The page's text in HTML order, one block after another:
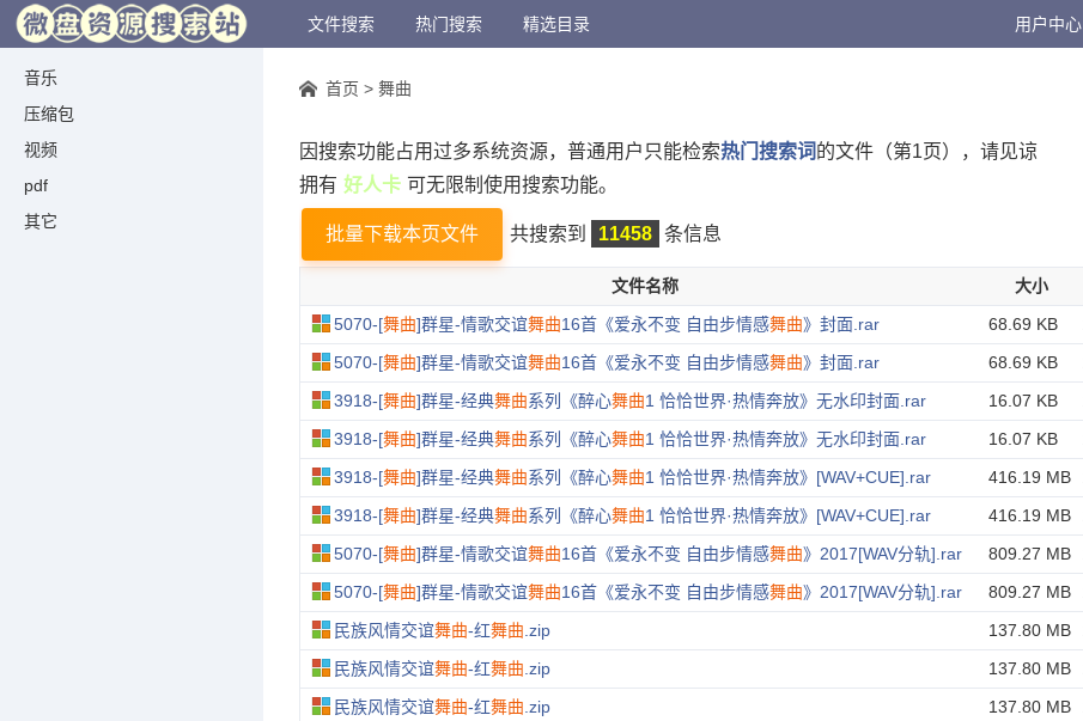
音乐
压缩包
视频
pdf
其它
文件搜索 热门搜索 精选目录 用户中心
首页 > 舞曲
因搜索功能占用过多系统资源，普通用户只能检索热门搜索词 的文件（第1页），请见谅
拥有 好人卡 可无限制使用搜索功能。
批量下载本页文件 共搜索到 11458 条信息
文件名称 大小
5070-[舞曲]群星-情歌交谊舞曲16首《爱永不变 自由步情感舞曲》封面.rar 68.69 KB
5070-[舞曲]群星-情歌交谊舞曲16首《爱永不变 自由步情感舞曲》封面.rar 68.69 KB
3918-[舞曲]群星-经典舞曲系列《醉心舞曲1 恰恰世界·热情奔放》无水印封面.rar 16.07 KB
3918-[舞曲]群星-经典舞曲系列《醉心舞曲1 恰恰世界·热情奔放》无水印封面.rar 16.07 KB
3918-[舞曲]群星-经典舞曲系列《醉心舞曲1 恰恰世界·热情奔放》[WAV+CUE].rar 416.19 MB
3918-[舞曲]群星-经典舞曲系列《醉心舞曲1 恰恰世界·热情奔放》[WAV+CUE].rar 416.19 MB
5070-[舞曲]群星-情歌交谊舞曲16首《爱永不变 自由步情感舞曲》2017[WAV分轨].rar 809.27 MB
5070-[舞曲]群星-情歌交谊舞曲16首《爱永不变 自由步情感舞曲》2017[WAV分轨].rar 809.27 MB
民族风情交谊舞曲-红舞曲 .zip 137.80 MB
民族风情交谊舞曲-红舞曲 .zip 137.80 MB
民族风情交谊舞曲-红舞曲 .zip 137.80 MB